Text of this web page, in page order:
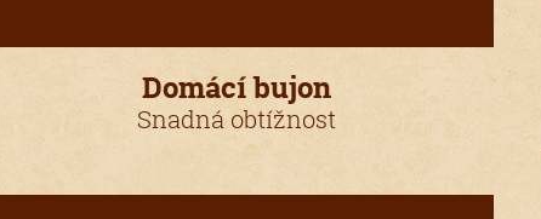
Domácí bujon
Snadná obtížnost